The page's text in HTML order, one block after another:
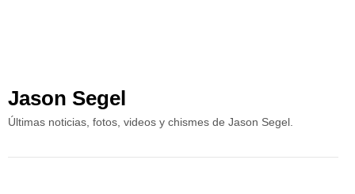
Jason Segel
Últimas noticias, fotos, videos y chismes de Jason Segel.